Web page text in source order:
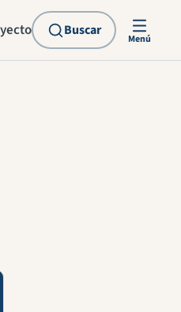
Buscar
Menú
vídeo